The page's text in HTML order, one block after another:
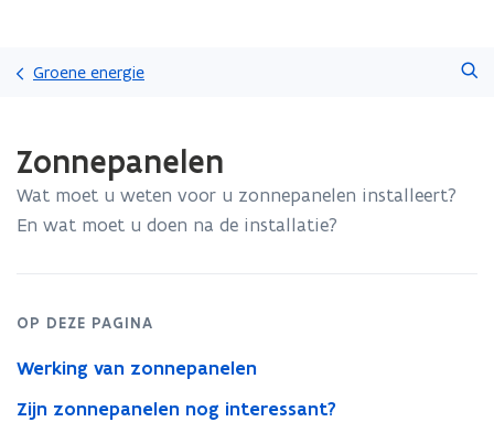
Groene energie
met
laden.
bevindt
Zonnepanelen
Wat moet u weten voor u zonnepanelen installeert?
En wat moet u doen na de installatie?
OP DEZE PAGINA
Werking van zonnepanelen
Zijn zonnepanelen nog interessant?